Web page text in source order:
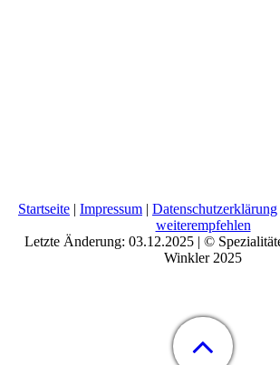
Startseite | Impressum | Datenschutzerklärung
weiterempfehlen
Letzte Änderung: 03.12.2025 | ©
Winkler2025